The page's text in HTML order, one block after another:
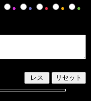
● ● ● ●
●